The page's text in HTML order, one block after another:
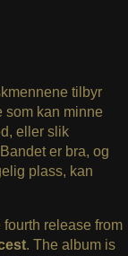
tilbyr
som kan minne
eller slik
er bra, og
plass, kan
fourth release from
. The album is